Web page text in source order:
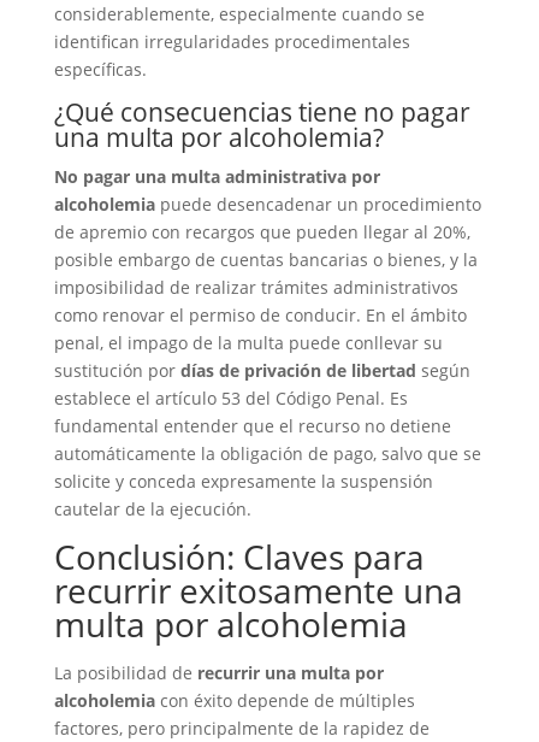
considerablemente, especialmente cuando se
identifican irregularidades procedimentales
específicas.
¿Qué consecuencias tiene no pagar
una multa por alcoholemia?
No pagar una multa administrativa por
alcoholemiapuede desencadenar un procedimiento
de apremio con recargos que pueden llegar al 20%,
posible embargo de cuentas bancarias o bienes, y la
imposibilidad de realizar trámites administrativos
como renovar el permiso de conducir. En el ámbito
penal, el impago de la multa puede conllevar su
sustitución por días de privación de libertad según
establece el artículo 53 del Código Penal. Es
fundamental entender que el recurso no detiene
automáticamente la obligación de pago, salvo que se
solicite y conceda expresamente la suspensión
cautelar de la ejecución.
Conclusión: Claves para
recurrir exitosamente una
multa por alcoholemia
La posibilidad de recurrir una multa por
alcoholemiacon éxito depende de múltiples
factores, pero principalmente de la rapidez de